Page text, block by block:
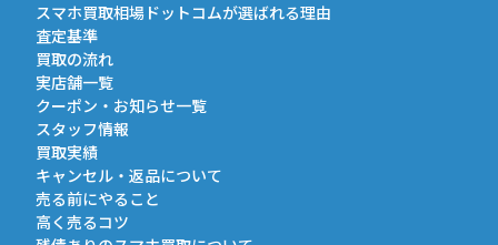
スマホ買取相場ドットコムが選ばれる理由
査定基準
買取の流れ
実店舗一覧
クーポン・お知らせ一覧
スタッフ情報
買取実績
キャンセル・返品について
売る前にやること
高く売るコツ